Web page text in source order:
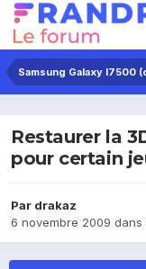
Samsung Galaxy I7500
Restaurer la
pour certain
Par drakaz
6 novembre 2009 dans